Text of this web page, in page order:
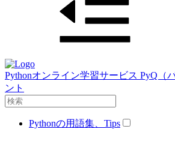
Pythonオンライン学習サービス PyQ（
ント
Pythonの用語集、Tips